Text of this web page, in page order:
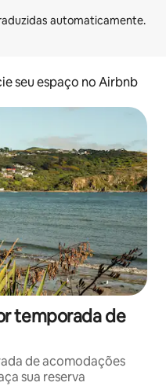
seu espaço no Airbnb
temporada de
de acomodações
sua reserva